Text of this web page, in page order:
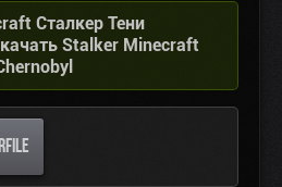
Сталкер Тени
Stalker Minecraft